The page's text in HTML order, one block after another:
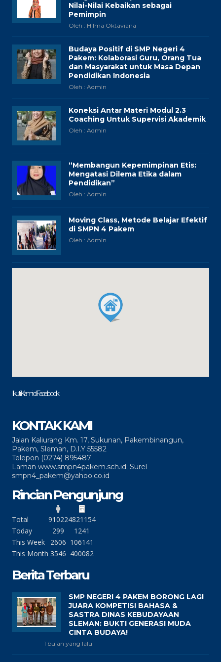
Nilai-Nilai Kebaikan sebagai
Pemimpin
Oleh : Hilma Oktaviana
Budaya Positif di SMP Negeri 4
Pakem: Kolaborasi Guru, Orang Tua
dan Masyarakat untuk Masa Depan
Pendidikan Indonesia
Oleh : Admin
Koneksi Antar Materi Modul 2.3
Coaching Untuk Supervisi Akademik
Oleh : Admin
“Membangun Kepemimpinan Etis:
Mengatasi Dilema Etika dalam
Pendidikan”
Oleh : Admin
Moving Class, Metode Belajar Efektif
di SMPN 4 Pakem
Oleh : Admin
Ikuti Kami di Facebook
KONTAK KAMI
Jalan Kaliurang Km. 17, Sukunan, Pakembinangun,
Pakem, Sleman, D.I.Y 55582
Telepon (0274) 895487
Laman www.smpn4pakem.sch.id; Surel
smpn4_pakem@yahoo.co.id
Rincian Pengunjung
Total 910224821154
Today
299
1241
This Week
2606 106141
This Month 3546 400082
Berita Terbaru
SMP NEGERI 4 PAKEM BORONG LAGI
JUARA KOMPETISI BAHASA &
SASTRA DINAS KEBUDAYAAN
SLEMAN: BUKTI GENERASI MUDA
CINTA BUDAYA!
1 bulan yang lalu